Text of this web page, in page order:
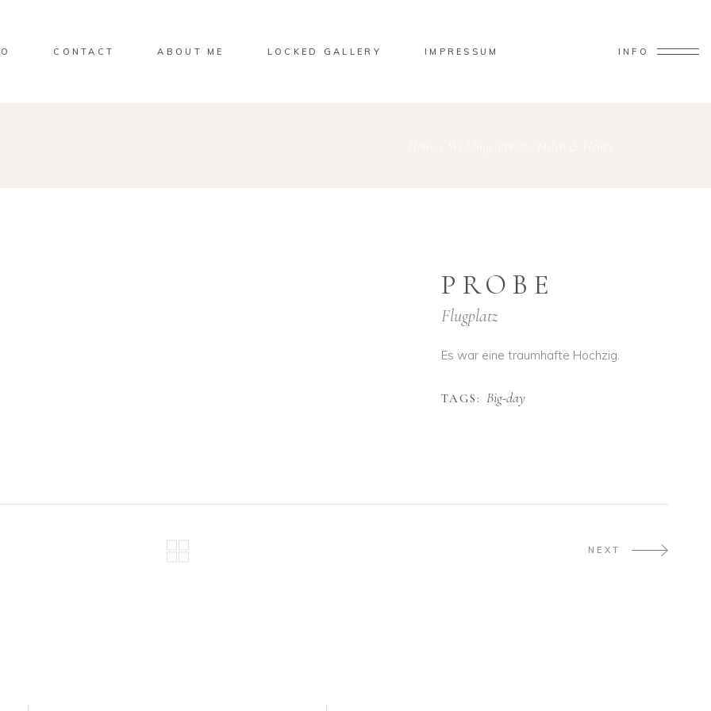
CONTACT ABOUT ME LOCKED GALLERY IMPRESSUM INFO
PROBE
Flugplatz
Es war eine traumhafte Hochzig.
TAGS: Big-day
NEXT